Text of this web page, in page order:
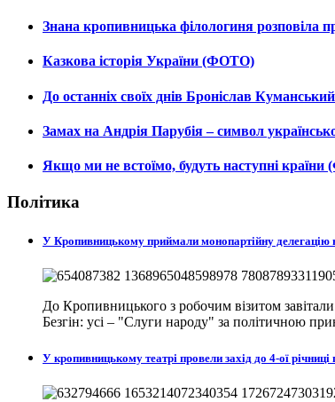
Знана кропивницька філологиня розповіла
Казкова історія України (ФОТО)
До останніх своїх днів Броніслав
Замах на Андрія Парубія – символ
Якщо ми не встоїмо, будуть наступні
Політика
У Кропивницькому приймали монопартійну
До Кропивницького з робочим візитом
Безгін: усі – "Слуги народу" за політичною
У кропивницькому театрі провели захід до 4-ої